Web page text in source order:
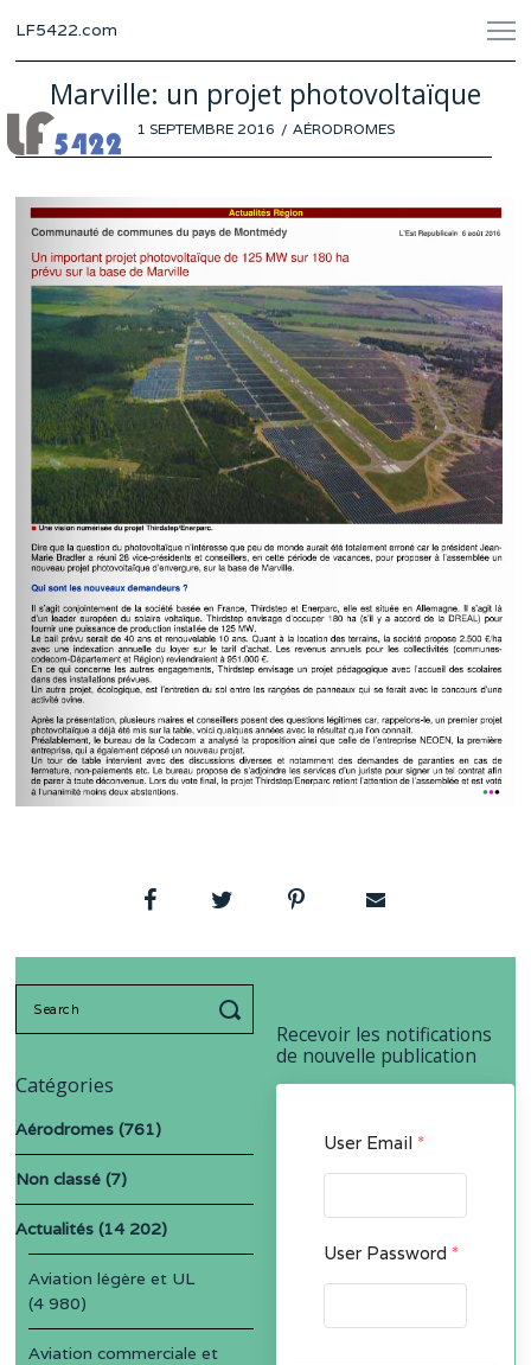
LF5422.com
Marville: un projet photovoltaïque
POSTED
1 SEPTEMBRE 2016 AÉRODROMES
Recevoir les notifications
de nouvelle publication
User Email *
User Password *
Catégories
Aérodromes (761)
Non classé (7)
Actualités (14 202)
Aviation légère et UL
(4 980)
Aviation commerciale et